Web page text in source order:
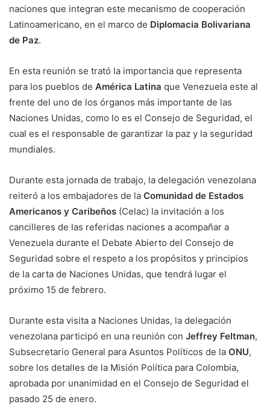
naciones que integran este mecanismo de cooperación
Latinoamericano, en el marco de Diplomacia Bolivariana
de Paz.
En esta reunión se trató la importancia que representa
para los pueblos de América Latina que Venezuela este al
frente del uno de los órganos más importante de las
Naciones Unidas, como lo es el Consejo de Seguridad, el
cual es el responsable de garantizar la paz y la seguridad
mundiales.
Durante esta jornada de trabajo, la delegación venezolana
reiteró a los embajadores de la Comunidad de Estados
Americanos y Caribeños (Celac) la invitación a los
cancilleres de las referidas naciones a acompañar a
Venezuela durante el Debate Abierto del Consejo de
Seguridad sobre el respeto a los propósitos y principios
de la carta de Naciones Unidas, que tendrá lugar el
próximo 15 de febrero.
Durante esta visita a Naciones Unidas, la delegación
venezolana participó en una reunión con Jeffrey Feltman,
Subsecretario General para Asuntos Políticos de la ONU,
sobre los detalles de la Misión Política para Colombia,
aprobada por unanimidad en el Consejo de Seguridad el
pasado 25 de enero.